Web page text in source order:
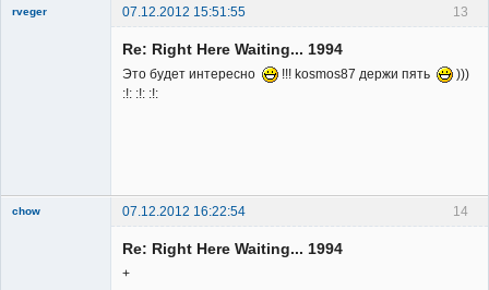
13
rveger 07.12.2012 15:51:55
Re: Right Here Waiting... 1994
Это будет интересно !!! kosmos87 держи пять
)))
:!: :!: :!:
14
chow 07.12.2012 16:22:54
Re: Right Here Waiting... 1994
+